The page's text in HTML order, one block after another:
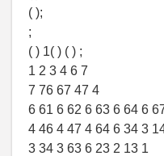
( );
;
( ) 1( ) ( ) ;
1 2 3 4 6 7
7 76 67 47 4
6 61 6 62 6 63 6 64 6
4 46 4 47 4 64 6 34 3
3 34 3 63 6 23 2 13 1